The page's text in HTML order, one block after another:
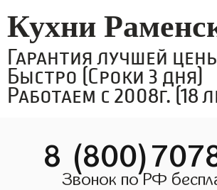
Кухни
Гарантия лучшей
Быстро (Сроки 3 дня)
Работаем с 2008г. (18
8
Звонок по РФ